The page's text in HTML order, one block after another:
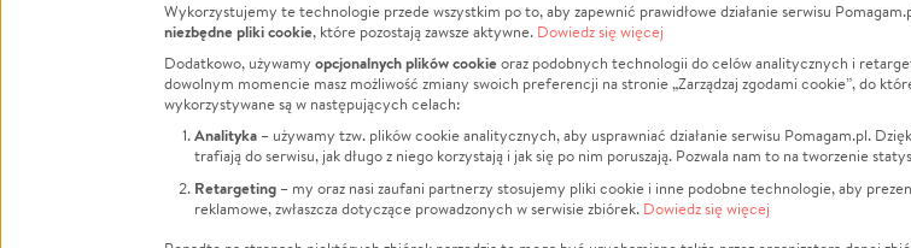
FacebookTwitter Instagram
LinkedInTikTok Youtube
Jak to działa?
Regulamin
Polityka Prywatności
Kontakt
Porównanie serwisów
Polityka plików cookie
Zarządzaj zgodami cookie
Opinie
Raporty
Za darmo
Dla NGO
Fundacja Pomagam.pl
Wykorzystujemy te technologie przede wszystkim po to, aby zapewnić prawidłowe działanie serwisu
niezbędne pliki cookie, które pozostają zawsze aktywne. Dowiedz się więcej
Dodatkowo, używamy opcjonalnych plików cookieoraz podobnych technologii do celów analitycznych i
dowolnym momencie masz możliwość zmiany swoich preferencji na stronie „Zarządzaj zgodami cookie”, do
wykorzystywane są w następujących celach:
Analityka – używamy tzw. plików cookie analitycznych, aby usprawniać działanie serwisu Pomagam.pl.
trafiają do serwisu, jak długo z niego korzystają i jak się po nim poruszają. Pozwala nam to na tworzenie
Retargeting – my oraz nasi zaufani partnerzy stosujemy pliki cookie i inne podobne technologie, aby
reklamowe, zwłaszcza dotyczące prowadzonych w serwisie zbiórek. Dowiedz się więcej